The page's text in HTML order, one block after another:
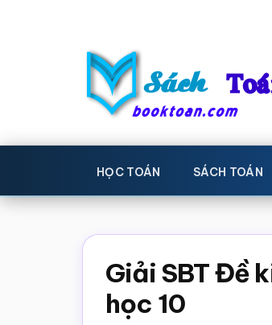
Sách
Toán
-
Học
toán
Học
toán,
toán,
Sách
giáo
khoa
HỌC TOÁN SÁCH TOÁN
Giải SBT Đề
học 10